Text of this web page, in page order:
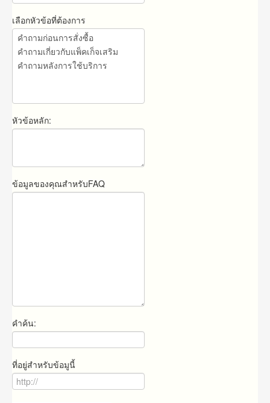
เลือกหัวข้อที่ต้องการ
หัวข้อหลัก:
ข้อมูลของคุณสำหรับFAQ
คำค้น:
ที่อยู่สำหรับข้อมูนี้